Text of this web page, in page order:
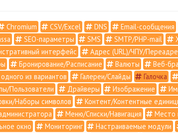
Chromium CSV/Excel DNS Email-сообщения
SEO-параметры SMS SMTP/PHP-mail
интерфейс
Адрес (URL)/ЧПУ/
Бронирование/Расписание Валюты Веб-
из вариантов
Галереи/Слайды Галочка
Пользователи
Драйверы Изображение
Наборы символов
Контент/Контентные
Меню/Списки/Навигация Место
окно
Мониторинг Настраиваемые модули